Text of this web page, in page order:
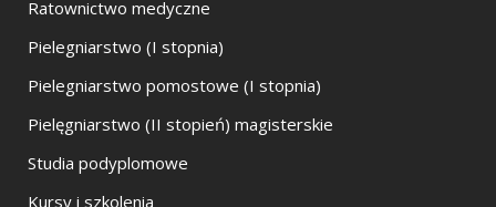
Ratownictwo medyczne
Pielegniarstwo (I stopnia)
Pielegniarstwo pomostowe (I stopnia)
Pielęgniarstwo (II stopień) magisterskie
Studia podyplomowe
Kursy i szkolenia